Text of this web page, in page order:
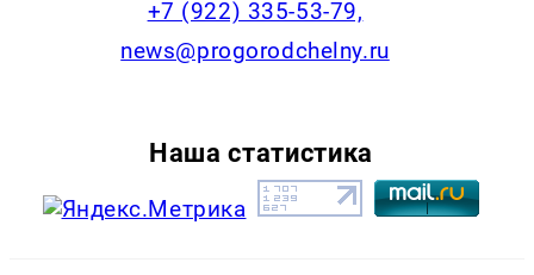
+7 (922) 335-53-79,
news@progorodchelny.ru
Наша статистика